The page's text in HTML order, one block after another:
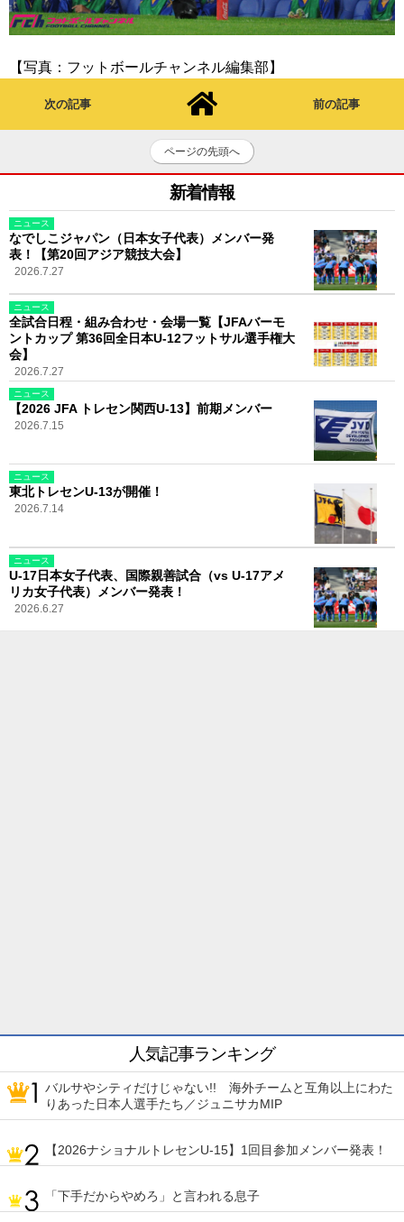
【写真：フットボールチャンネル編集部】
次の記事 前の記事
ページの先頭へ
新着情報
ニュース
なでしこジャパン（日本女子代表）メンバー発
表！【第20回アジア競技大会】
2026.7.27
ニュース
全試合日程・組み合わせ・会場一覧【JFAバーモ
ントカップ 第36回全日本U-12フットサル選手権大
会】
2026.7.27
ニュース
【2026 JFA トレセン関西U-13】前期メンバー
2026.7.15
ニュース
東北トレセンU-13が開催！
2026.7.14
ニュース
U-17日本女子代表、国際親善試合（vs U-17アメ
リカ女子代表）メンバー発表！
2026.6.27
人気記事ランキング
バルサやシティだけじゃない!! 海外チームと互角以上にわた
りあった日本人選手たち／ジュニサカMIP
【2026ナショナルトレセンU-15】1回目参加メンバー発表！
「下手だからやめろ」と言われる息子